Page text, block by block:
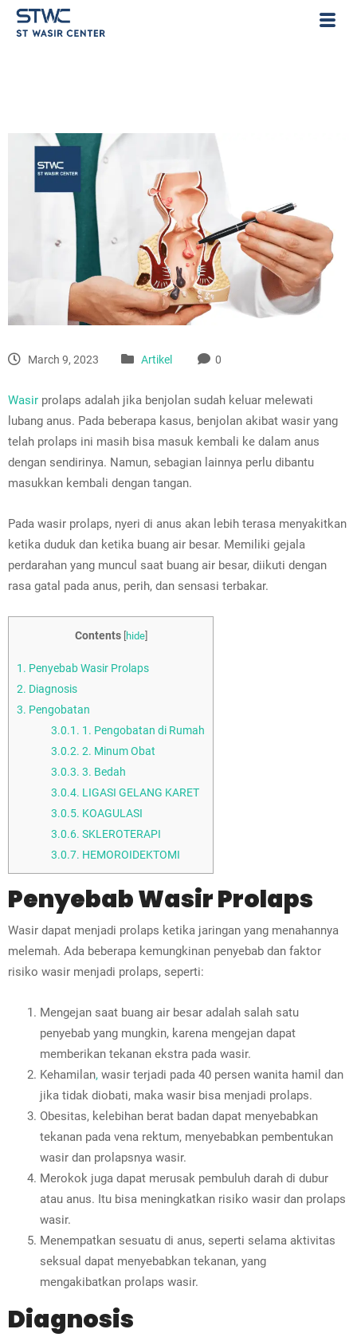
March 9, 2023 Artikel 0
Wasir prolaps adalah jika benjolan sudah keluar melewati
lubang anus. Pada beberapa kasus, benjolan akibat wasir yang
telah prolaps ini masih bisa masuk kembali ke dalam anus
dengan sendirinya. Namun, sebagian lainnya perlu dibantu
masukkan kembali dengan tangan.
Pada wasir prolaps, nyeri di anus akan lebih terasa menyakitkan
ketika duduk dan ketika buang air besar. Memiliki gejala
perdarahan yang muncul saat buang air besar, diikuti dengan
rasa gatal pada anus, perih, dan sensasi terbakar.
Contents hide]
1. Penyebab Wasir Prolaps
2. Diagnosis
3. Pengobatan
3.0.1. 1. Pengobatan di Rumah
3.0.2. 2. Minum Obat
3.0.3. 3. Bedah
3.0.4. LIGASI GELANG KARET
3.0.5. KOAGULASI
3.0.6. SKLEROTERAPI
3.0.7. HEMOROIDEKTOMI
Penyebab Wasir Prolaps
Wasir dapat menjadi prolaps ketika jaringan yang menahannya
melemah. Ada beberapa kemungkinan penyebab dan faktor
risiko wasir menjadi prolaps, seperti:
Mengejan saat buang air besar adalah salah satu
penyebab yang mungkin, karena mengejan dapat
memberikan tekanan ekstra pada wasir.
Kehamilan, wasir terjadi pada 40 persen wanita hamil dan
jika tidak diobati, maka wasir bisa menjadi prolaps.
Obesitas, kelebihan berat badan dapat menyebabkan
tekanan pada vena rektum, menyebabkan pembentukan
wasir dan prolapsnya wasir.
Merokok juga dapat merusak pembuluh darah di dubur
atau anus. Itu bisa meningkatkan risiko wasir dan prolaps
wasir.
Menempatkan sesuatu di anus, seperti selama aktivitas
seksual dapat menyebabkan tekanan, yang
mengakibatkan prolaps wasir.
Diagnosis